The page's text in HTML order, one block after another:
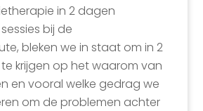
in 2 dagen
bij de
bleken we in staat om in 2
krijgen op het waarom van
en vooral welke gedrag we
om de problemen achter